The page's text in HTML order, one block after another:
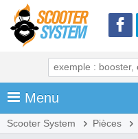
Menu
Scooter System Pièces